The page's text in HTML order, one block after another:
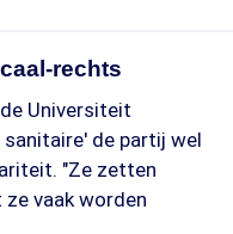
rechts
Universiteit
de partij wel
"Ze zetten
vaak worden